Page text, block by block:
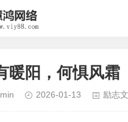
暖阳，何惧风霜
2026-01-13 励志